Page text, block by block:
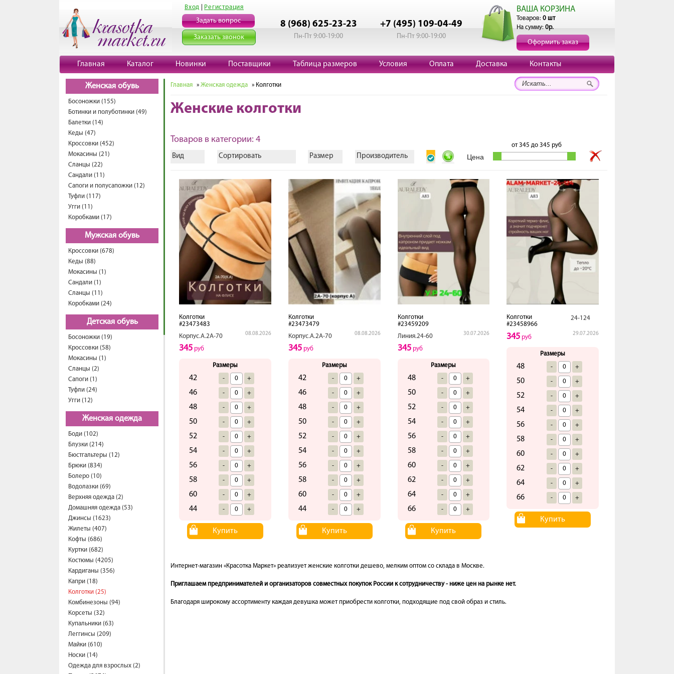
Вход Регистрация
Задать вопрос
Заказать звонок
8 (968) 625-23-23
Пн-Пт 9:00-19:00
+7 (495) 109-04-49
Пн-Пт 9:00-19:00
ВАША КОРЗИНА
Товаров: 0 шт
На сумму: 0р.
Оформить заказ
Главная Каталог Новинки Поставщики Таблица размеров Условия Оплата Доставка Контакты
Женская обувь
Босоножки (155)
Ботинки и полуботинки (49)
Балетки (14)
Кеды (47)
Кроссовки (452)
Мокасины (21)
Сланцы (22)
Сандали (11)
Сапоги и полусапожки (12)
Туфли (117)
Угги (11)
Коробками (17)
Мужская обувь
Кроссовки (678)
Кеды (88)
Мокасины (1)
Сандали (1)
Сланцы (11)
Коробками (24)
Детская обувь
Босоножки (19)
Кроссовки (58)
Мокасины (1)
Сланцы (2)
Сапоги (1)
Туфли (24)
Угги (12)
Женская одежда
Боди (102)
Блузки (214)
Бюстгальтеры (12)
Брюки (834)
Болеро (10)
Водолазки (69)
Верхняя одежда (2)
Домашняя одежда (53)
Джинсы (1623)
Жилеты (407)
Кофты (686)
Куртки (682)
Костюмы (4205)
Кардиганы (356)
Капри (18)
Колготки (25)
Комбинезоны (94)
Корсеты (32)
Купальники (63)
Леггинсы (209)
Майки (610)
Носки (14)
Одежда для взрослых (2)
Главная » Женская одежда » Колготки
Женские колготки
Товаров в категории: 4
Вид Сортировать Размер Производитель
от345 до 345 руб
Колготки
#23473483
Корпус.А.2А-70
08.08.2026
345 руб
Размеры
42 - +
46 - +
48 - +
50 - +
52 - +
54 - +
56 - +
58 - +
60 - +
44 - +
Купить
Колготки
#23473479
Корпус.А.2А-70
08.08.2026
345руб
Размеры
42 - +
46 - +
48 - +
50 - +
52 - +
54 - +
56 - +
58 - +
60 - +
44 - +
Купить
Колготки
#23459209
Линия.24-60
30.07.2026
345руб
Размеры
48 - +
50 - +
52 - +
54 - +
56 - +
58 - +
60 - +
62 - +
64 - +
66 - +
Купить
Колготки
#23458966
24-124
29.07.2026
345 руб
Размеры
48 - +
50 - +
52 - +
54 - +
56 - +
58 - +
60 - +
62 - +
64 - +
66 - +
Купить
Интернет-магазин «Красотка Маркет» реализует женские колготки дешево, мелким оптом со склада в Москве.
Приглашаем предпринимателей и организаторов совместных покупок России к сотрудничеству - ниже цен на рынке нет.
Благодаря широкому ассортименту каждая девушка может приобрести колготки, подходящие под свой образ и стиль.